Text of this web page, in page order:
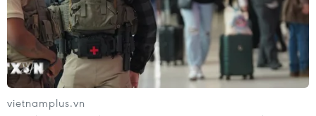
Bản Lồng - nơi văn hóa Mông hòa
nhịp cùng du lịch cộng đồng giữa
cổng trời Pha Đin
07/08/2026 08:31
vietnamplus.vn